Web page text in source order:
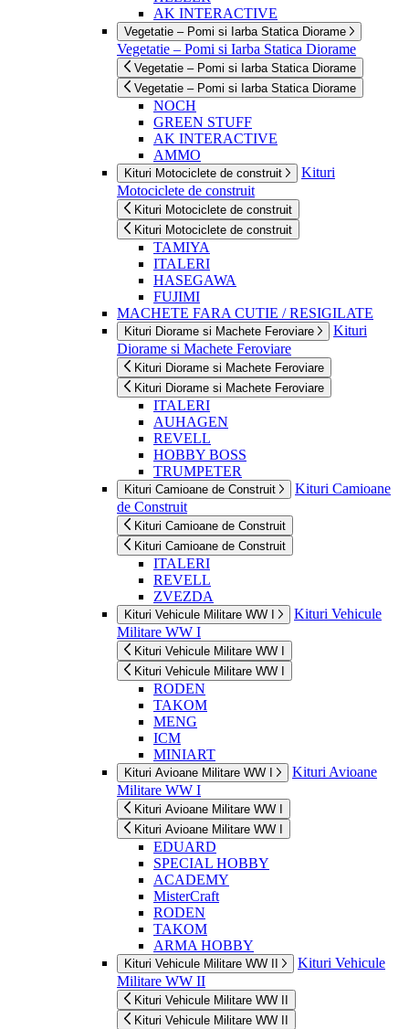
AK INTERACTIVE
Vegetatie – Pomi si Iarba Statica Diorame
Vegetatie – Pomi si Iarba Statica Diorame
Vegetatie – Pomi si Iarba Statica Diorame
Vegetatie – Pomi si Iarba Statica Diorame
NOCH
GREEN STUFF
AK INTERACTIVE
AMMO
Kituri Motociclete de construit
Kituri
Motociclete de construit
Kituri Motociclete de construit
Kituri Motociclete de construit
TAMIYA
ITALERI
HASEGAWA
FUJIMI
MACHETE FARA CUTIE / RESIGILATE
Kituri Diorame si Machete Feroviare
Kituri
Diorame si Machete Feroviare
Kituri Diorame si Machete Feroviare
Kituri Diorame si Machete Feroviare
ITALERI
AUHAGEN
REVELL
HOBBY BOSS
TRUMPETER
Kituri Camioane de Construit
Kituri Camioane
de Construit
Kituri Camioane de Construit
Kituri Camioane de Construit
ITALERI
REVELL
ZVEZDA
Kituri Vehicule Militare WW I
Kituri Vehicule
Militare WW I
Kituri Vehicule Militare WW I
Kituri Vehicule Militare WW I
RODEN
TAKOM
MENG
ICM
MINIART
Kituri Avioane Militare WW I
Kituri Avioane
Militare WW I
Kituri Avioane Militare WW I
Kituri Avioane Militare WW I
EDUARD
SPECIAL HOBBY
ACADEMY
MisterCraft
RODEN
TAKOM
ARMA HOBBY
Kituri Vehicule Militare WW II
Kituri Vehicule
Militare WW II
Kituri Vehicule Militare WW II
Kituri Vehicule Militare WW II